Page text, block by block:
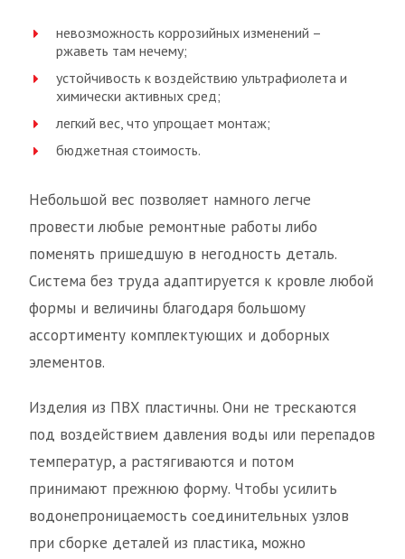
невозможность коррозийных изменений –
ржаветь там нечему;
устойчивость к воздействию ультрафиолета и
химически активных сред;
легкий вес, что упрощает монтаж;
бюджетная стоимость.
Небольшой вес позволяет намного легче
провести любые ремонтные работы либо
поменять пришедшую в негодность деталь.
Система без труда адаптируется к кровле любой
формы и величины благодаря большому
ассортименту комплектующих и доборных
элементов.
Изделия из ПВХ пластичны. Они не трескаются
под воздействием давления воды или перепадов
температур, а растягиваются и потом
принимают прежнюю форму. Чтобы усилить
водонепроницаемость соединительных узлов
при сборке деталей из пластика, можно